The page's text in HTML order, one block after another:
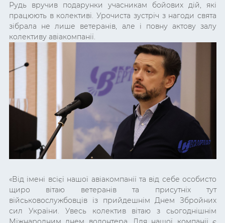
Рудь вручив подарунки учасникам бойових дій, які
працюють в колективі. Урочиста зустріч з нагоди свята
зібрала не лише ветеранів, але і повну актову залу
колективу авіакомпанії.
«Від імені всієї нашої авіакомпанії та від себе особисто
щиро вітаю ветеранів та присутніх тут
військовослужбовців із прийдешнім Днем Збройних
сил України. Увесь колектив вітаю з сьогоднішнім